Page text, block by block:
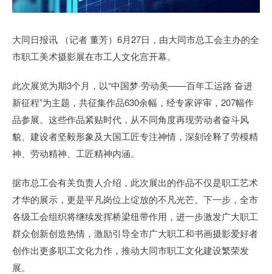
大同日报讯 （记者 董芳）6月27日，由大同市总工会主办的全
市职工美术摄影展在市工人文化宫开幕。
此次展览为期3个月，以“中国梦·劳动美——百年工运路 奋进
新征程”为主题，共征集作品630余幅，经专家评审，207幅作
品参展。这些作品紧贴时代，从不同角度再现劳动者奋斗风
貌、建设者坚毅形象及大国工匠专注神情，深刻诠释了劳模精
神、劳动精神、工匠精神内涵。
据市总工会有关负责人介绍，此次展出的作品不仅是职工艺术
才华的展示，更是平凡岗位上绽放的不凡光芒。下一步，全市
各级工会组织将继续发挥桥梁纽带作用，进一步激发广大职工
群众创新创造热情，激励引导全市广大职工和书画摄影爱好者
创作出更多职工文化力作，推动大同市职工文化建设繁荣发
展。